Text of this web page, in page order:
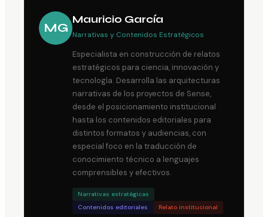
MG
Mauricio García
Narrativas y Contenidos Estratégicos
Especialista en construcción de relatos
estratégicos para ciencia, innovación y
tecnología. Desarrolla las arquitecturas
narrativas de los proyectos de Sense,
desde el posicionamiento institucional
hasta los contenidos editoriales para
distintos formatos y audiencias, con
especial foco en la traducción de
conocimiento técnico a lenguajes
comprensibles y efectivos.
Narrativas estratégicas
Contenidos editoriales
Relato institucional